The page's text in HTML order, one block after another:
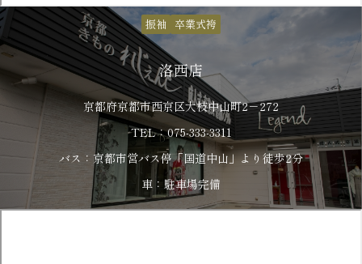
振袖 卒業式袴
洛西店
京都府京都市西京区大枝中山町2－272
TEL：075-333-3311
バス：京都市営バス停「国道中山」より徒歩2分
車：駐車場完備